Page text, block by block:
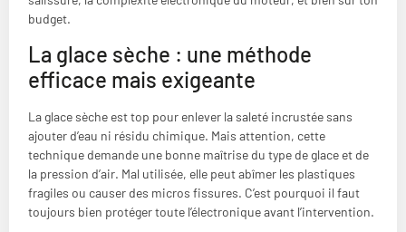
budget.
La glace sèche : une méthode
efficace mais exigeante
La glace sèche est top pour enlever la saleté incrustée sans
ajouter d’eau ni résidu chimique. Mais attention, cette
technique demande une bonne maîtrise du type de glace et de
la pression d’air. Mal utilisée, elle peut abîmer les plastiques
fragiles ou causer des micros fissures. C’est pourquoi il faut
toujours bien protéger toute l’électronique avant l’intervention.